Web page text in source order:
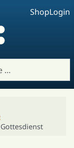
ShopLogin